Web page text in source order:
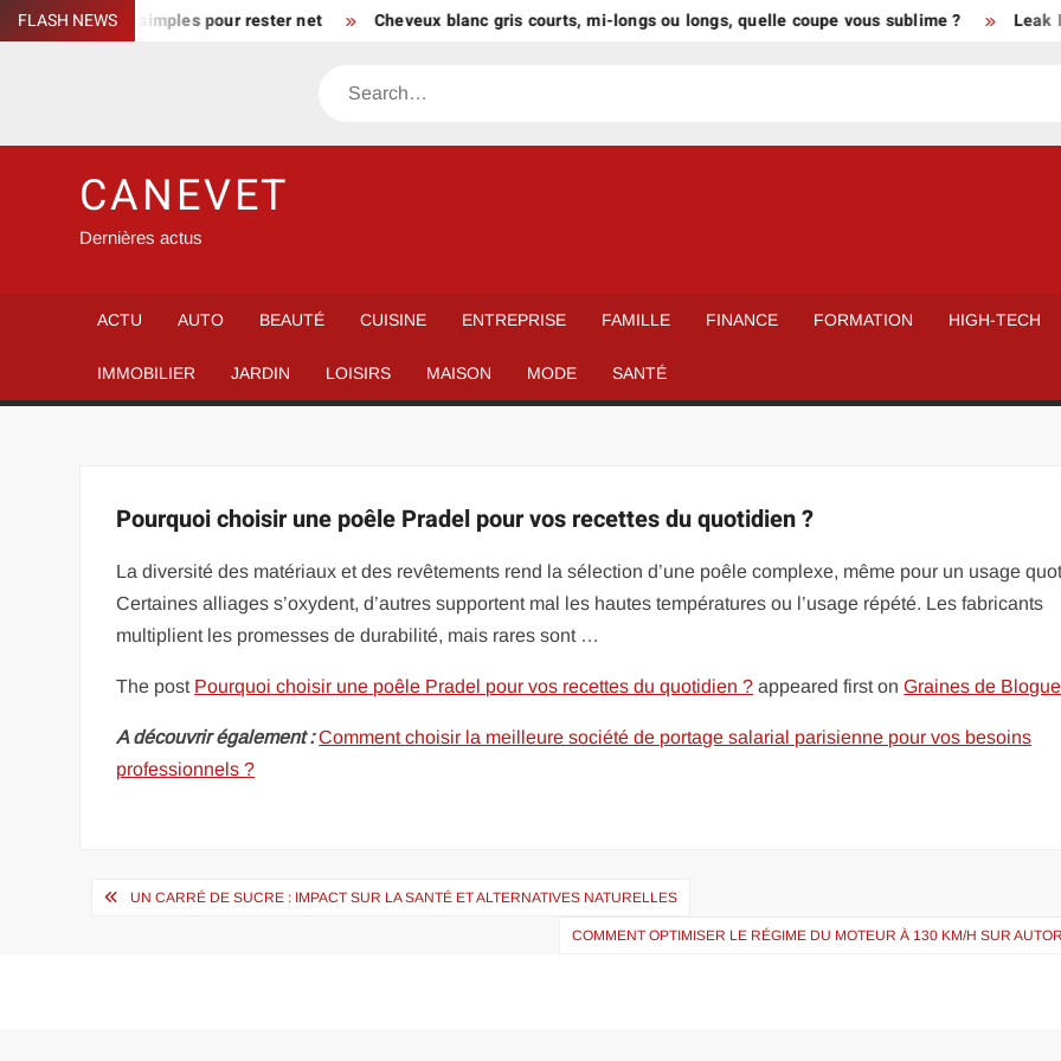
Skip
to
FLASH NEWS
: gestes simples pour rester net Cheveux blanc gris courts, mi-longs ou longs, quelle coupe vous sublime ? Leak
Search
CANEVET
Dernières actus
ACTU AUTO BEAUTÉ CUISINE ENTREPRISE FAMILLE FINANCE FORMATION HIGH-TECH
IMMOBILIER JARDIN LOISIRS MAISON MODE SANTÉ
Pourquoi choisir une poêle Pradel pour vos recettes du quotidien ?
La diversité des matériaux et des revêtements rend la sélection d’une poêle complexe, même pour un usage
Certaines alliages s’oxydent, d’autres supportent mal les hautes températures ou l’usage répété. Les fabricants
multiplient les promesses de durabilité, mais rares sont …
The post Pourquoi choisir une poêle Pradel pour vos recettes du quotidien ? appeared first onGraines de
A découvrir également : Comment choisir la meilleure société de portage salarial parisienne pour vos besoins
professionnels ?
Navigation
UN CARRÉ DE SUCRE : IMPACT SUR LA SANTÉ ET ALTERNATIVES NATURELLES
COMMENT OPTIMISER LE RÉGIME DU MOTEUR À 130 KM/H SUR